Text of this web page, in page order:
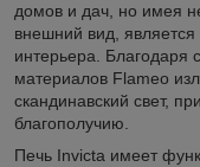
домов и дач, но имея
внешний вид,
интерьера. Благодаря
материалов Flameo
скандинавский свет,
благополучию.
Печь Invicta имеет